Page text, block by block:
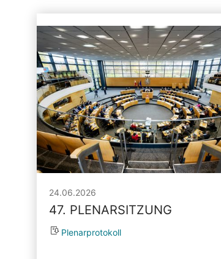
24.06.2026
47. PLENARSITZUNG
Plenarprotokoll